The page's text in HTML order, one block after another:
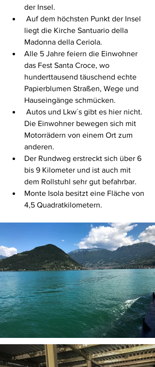
der Insel.
liegt die Kirche Santuario della
Madonna della Ceriola.
Alle 5 Jahre feiern die Einwohner
das Fest Santa Croce, wo
hunderttausend täuschend echte
Papierblumen Straßen, Wege und
Hauseingänge schmücken.
Die Einwohner bewegen sich mit
Motorrädern von einem Ort zum
anderen.
Der Rundweg erstreckt sich über 6
bis 9 Kilometer und ist auch mit
dem Rollstuhl sehr gut befahrbar.
Monte Isola besitzt eine Fläche von
4,5 Quadratkilometern.